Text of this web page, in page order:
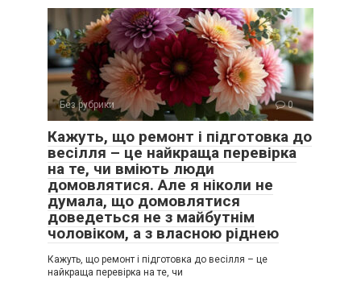
Без рубрики 0
Кажуть, що ремонт і підготовка до
весілля – це найкраща перевірка
на те, чи вміють люди
домовлятися. Але я ніколи не
думала, що домовлятися
доведеться не з майбутнім
чоловіком, а з власною ріднею
Кажуть, що ремонт і підготовка до весілля – це
найкраща перевірка на те, чи